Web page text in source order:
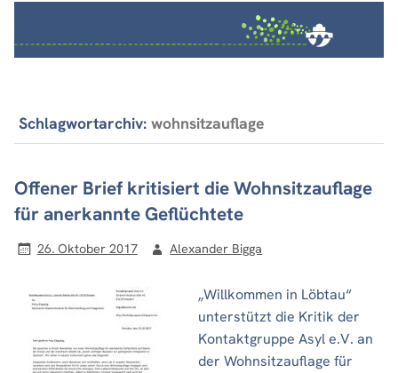
Schlagwortarchiv:wohnsitzauflage
Offener Brief kritisiert die Wohnsitzauflage
für anerkannte Geflüchtete
26. Oktober 2017 Alexander Bigga
„Willkommen in Löbtau“
unterstützt die Kritik der
Kontaktgruppe Asyl e.V. an
der Wohnsitzauflage für